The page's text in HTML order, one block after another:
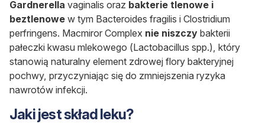
Gardnerella vaginalis oraz bakterie tlenowe i
beztlenowe w tym Bacteroides fragilis i Clostridium
perfringens. Macmiror Complex nie niszczy bakterii
pałeczki kwasu mlekowego (Lactobacillus spp.), który
stanowią naturalny element zdrowej flory bakteryjnej
pochwy, przyczyniając się do zmniejszenia ryzyka
nawrotów infekcji.
Jaki jest skład leku?